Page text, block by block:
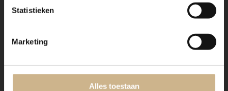
Statistieken
Marketing
Alles toestaan
1-2410-011